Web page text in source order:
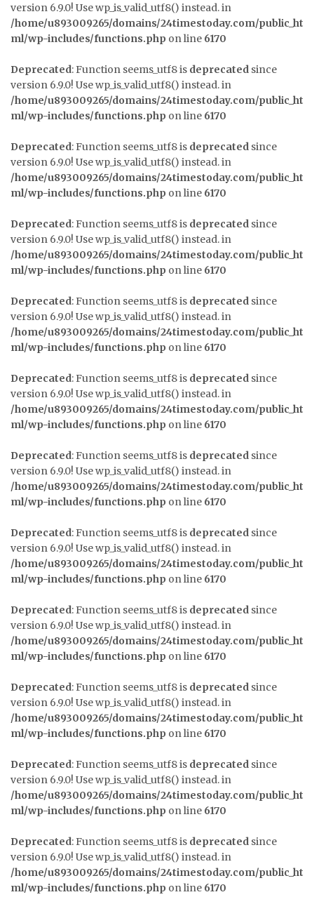
version 6.9.0! Use wp_is_valid_utf8() instead. in
/home/u893009265/domains/24timestoday.com/public_ht
ml/wp-includes/functions.php on line 6170
Deprecated: Function seems_utf8 is deprecated since
version 6.9.0! Use wp_is_valid_utf8() instead. in
/home/u893009265/domains/24timestoday.com/public_ht
ml/wp-includes/functions.php on line 6170
Deprecated: Function seems_utf8 is deprecated since
version 6.9.0! Use wp_is_valid_utf8() instead. in
/home/u893009265/domains/24timestoday.com/public_ht
ml/wp-includes/functions.php on line 6170
Deprecated: Function seems_utf8 is deprecated since
version 6.9.0! Use wp_is_valid_utf8() instead. in
/home/u893009265/domains/24timestoday.com/public_ht
ml/wp-includes/functions.php on line 6170
Deprecated: Function seems_utf8 is deprecated since
version 6.9.0! Use wp_is_valid_utf8() instead. in
/home/u893009265/domains/24timestoday.com/public_ht
ml/wp-includes/functions.php on line 6170
Deprecated: Function seems_utf8 is deprecated since
version 6.9.0! Use wp_is_valid_utf8() instead. in
/home/u893009265/domains/24timestoday.com/public_ht
ml/wp-includes/functions.php on line 6170
Deprecated: Function seems_utf8 is deprecated since
version 6.9.0! Use wp_is_valid_utf8() instead. in
/home/u893009265/domains/24timestoday.com/public_ht
ml/wp-includes/functions.php on line 6170
Deprecated: Function seems_utf8 is deprecated since
version 6.9.0! Use wp_is_valid_utf8() instead. in
/home/u893009265/domains/24timestoday.com/public_ht
ml/wp-includes/functions.php on line 6170
Deprecated: Function seems_utf8 is deprecated since
version 6.9.0! Use wp_is_valid_utf8() instead. in
/home/u893009265/domains/24timestoday.com/public_ht
ml/wp-includes/functions.php on line 6170
Deprecated: Function seems_utf8 is deprecated since
version 6.9.0! Use wp_is_valid_utf8() instead. in
/home/u893009265/domains/24timestoday.com/public_ht
ml/wp-includes/functions.php on line 6170
Deprecated: Function seems_utf8 is deprecated since
version 6.9.0! Use wp_is_valid_utf8() instead. in
/home/u893009265/domains/24timestoday.com/public_ht
ml/wp-includes/functions.php on line 6170
Deprecated: Function seems_utf8 is deprecated since
version 6.9.0! Use wp_is_valid_utf8() instead. in
/home/u893009265/domains/24timestoday.com/public_ht
ml/wp-includes/functions.php on line 6170